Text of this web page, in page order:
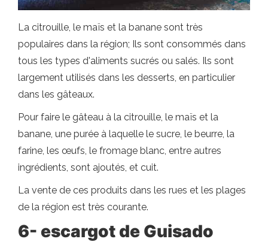
La citrouille, le maïs et la banane sont très
populaires dans la région; Ils sont consommés dans
tous les types d'aliments sucrés ou salés. Ils sont
largement utilisés dans les desserts, en particulier
dans les gâteaux.
Pour faire le gâteau à la citrouille, le maïs et la
banane, une purée à laquelle le sucre, le beurre, la
farine, les œufs, le fromage blanc, entre autres
ingrédients, sont ajoutés, et cuit.
La vente de ces produits dans les rues et les plages
de la région est très courante.
6- escargot de Guisado